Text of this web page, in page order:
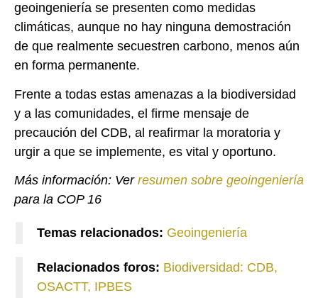
geoingeniería se presenten como medidas
climáticas, aunque no hay ninguna demostración
de que realmente secuestren carbono, menos aún
en forma permanente.
Frente a todas estas amenazas a la biodiversidad
y a las comunidades, el firme mensaje de
precaución del CDB, al reafirmar la moratoria y
urgir a que se implemente, es vital y oportuno.
Más información: Ver resumen sobre geoingeniería
para la COP 16
Temas relacionados: Geoingeniería
Relacionados foros: Biodiversidad: CDB,
OSACTT, IPBES